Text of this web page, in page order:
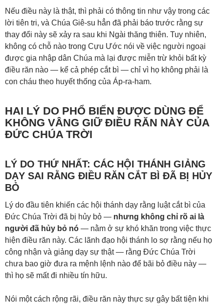
Nếu điều này là thật, thì phải có thông tin như vậy trong các
lời tiên tri, và Chúa Giê-su hẳn đã phải báo trước rằng sự
thay đổi này sẽ xảy ra sau khi Ngài thăng thiên. Tuy nhiên,
không có chỗ nào trong Cựu Ước nói về việc người ngoại
được gia nhập dân Chúa mà lại được miễn trừ khỏi bất kỳ
điều răn nào — kể cả phép cắt bì — chỉ vì họ không phải là
con cháu theo huyết thống của Áp-ra-ham.
HAI LÝ DO PHỔ BIẾN ĐƯỢC DÙNG ĐỂ
KHÔNG VÂNG GIỮ ĐIỀU RĂN NÀY CỦA
ĐỨC CHÚA TRỜI
LÝ DO THỨ NHẤT: CÁC HỘI THÁNH GIẢNG
DẠY SAI RẰNG ĐIỀU RĂN CẮT BÌ ĐÃ BỊ HỦY
BỎ
Lý do đầu tiên khiến các hội thánh dạy rằng luật cắt bì của
Đức Chúa Trời đã bị hủy bỏ — nhưng không chỉ rõ ai là
người đã hủy bỏ nó — nằm ở sự khó khăn trong việc thực
hiện điều răn này. Các lãnh đạo hội thánh lo sợ rằng nếu họ
công nhận và giảng dạy sự thật — rằng Đức Chúa Trời
chưa bao giờ đưa ra mệnh lệnh nào để bãi bỏ điều này —
thì họ sẽ mất đi nhiều tín hữu.
Nói một cách rộng rãi, điều răn này thực sự gây bất tiện khi